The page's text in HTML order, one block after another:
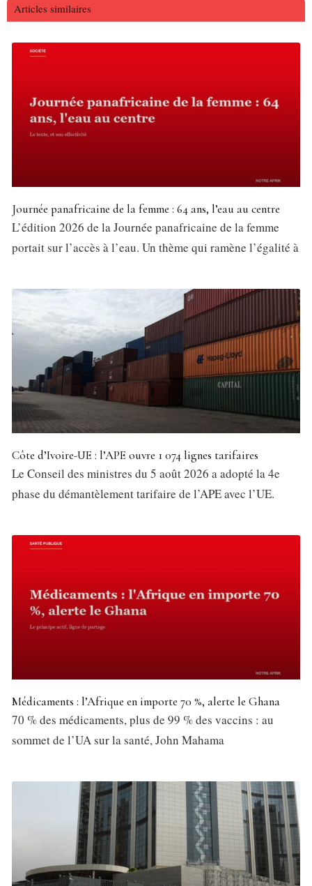
Articles similaires
Journée panafricaine de la femme : 64 ans, l’eau au centre
L’édition 2026 de la Journée panafricaine de la femme
portait sur l’accès à l’eau. Un thème qui ramène l’égalité à
Côte d’Ivoire-UE : l’APE ouvre 1 074 lignes tarifaires
Le Conseil des ministres du 5 août 2026 a adopté la 4e
phase du démantèlement tarifaire de l’APE avec l’UE.
Médicaments : l’Afrique en importe 70 %, alerte le Ghana
70 % des médicaments, plus de 99 % des vaccins : au
sommet de l’UA sur la santé, John Mahama